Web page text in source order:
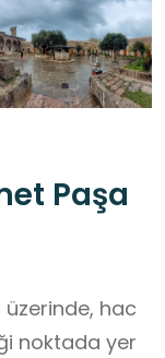
Paşa
hac
noktada yer